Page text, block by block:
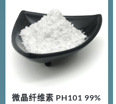
微晶纤维素 PH101 99%